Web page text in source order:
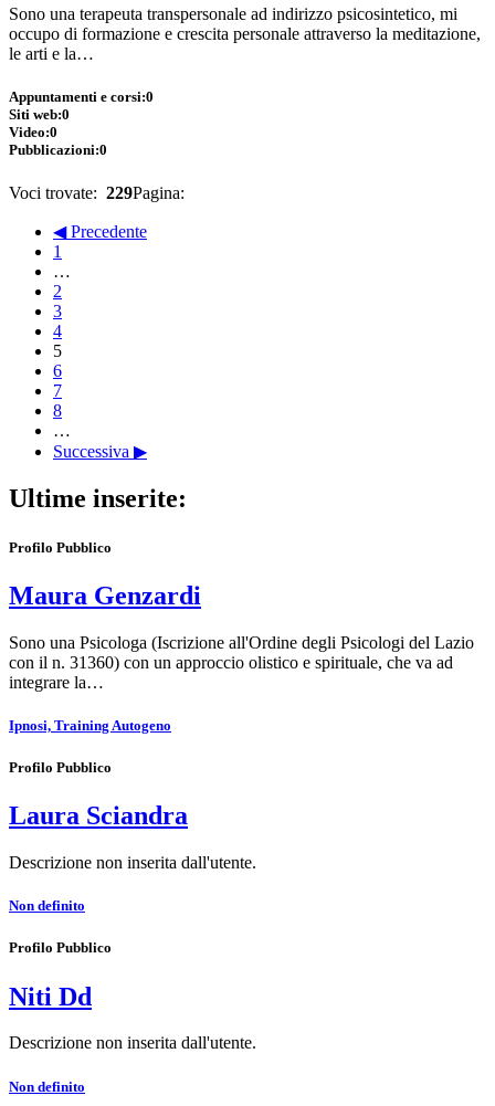
Sono una terapeuta transpersonale ad indirizzo psicosintetico, mi
occupo di formazione e crescita personale attraverso la meditazione,
le arti e la…
Appuntamenti e corsi:0
Siti web:0
Video:0
Pubblicazioni:0
Voci trovate: 229Pagina:
◀ Precedente
1
…
2
3
4
5
6
7
8
…
Successiva ▶
Ultime inserite:
Profilo Pubblico
Maura Genzardi
Sono una Psicologa (Iscrizione all'Ordine degli Psicologi del Lazio
con il n. 31360) con un approccio olistico e spirituale, che va ad
integrare la…
Ipnosi, Training Autogeno
Profilo Pubblico
Laura Sciandra
Descrizione non inserita dall'utente.
Non definito
Profilo Pubblico
Niti Dd
Descrizione non inserita dall'utente.
Non definito